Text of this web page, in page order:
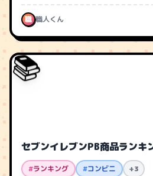
職 職人くん
📚
セブンイレブンPB商品ランキ
#ランキング #コンビニ +3